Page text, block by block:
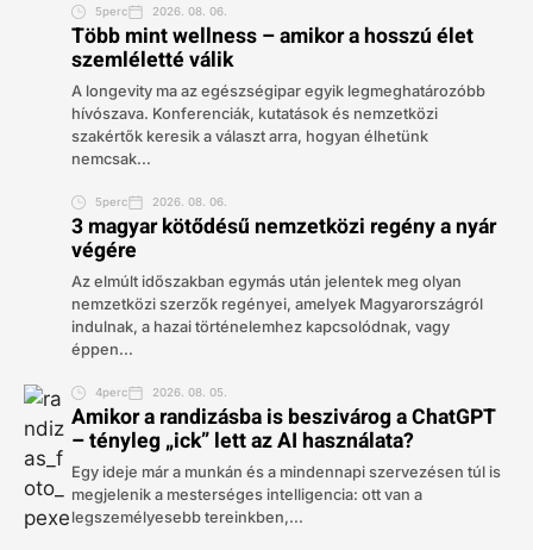
5perc 2026. 08. 06.
Több mint wellness – amikor a hosszú élet
szemléletté válik
A longevity ma az egészségipar egyik legmeghatározóbb
hívószava. Konferenciák, kutatások és nemzetközi
szakértők keresik a választ arra, hogyan élhetünk
nemcsak...
5perc 2026. 08. 06.
3 magyar kötődésű nemzetközi regény a nyár
végére
Az elmúlt időszakban egymás után jelentek meg olyan
nemzetközi szerzők regényei, amelyek Magyarországról
indulnak, a hazai történelemhez kapcsolódnak, vagy
éppen...
4perc 2026. 08. 05.
Amikor a randizásba is beszivárog a ChatGPT
– tényleg „ick” lett az AI használata?
Egy ideje már a munkán és a mindennapi szervezésen túl is
megjelenik a mesterséges intelligencia: ott van a
legszemélyesebb tereinkben,...